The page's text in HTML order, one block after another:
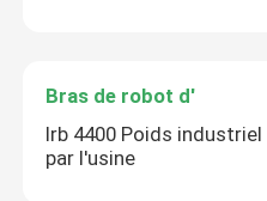
Bras de robot d'
Irb 4400 Poids
par l'usine